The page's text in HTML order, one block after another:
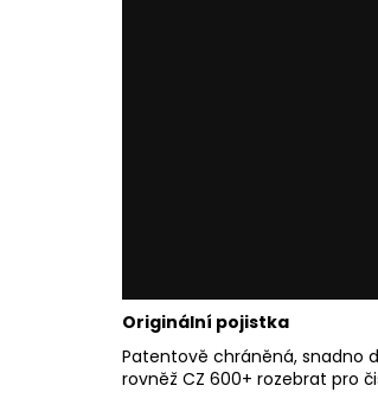
Originální pojistka
Patentově chráněná, snadno
rovněž CZ 600+ rozebrat pro